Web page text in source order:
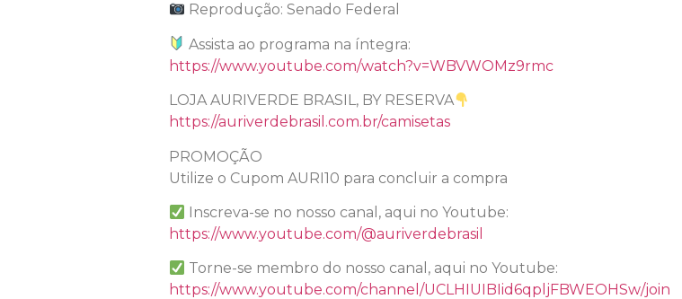
Reprodução: Senado Federal
Assista ao programa na íntegra:
https://www.youtube.com/watch?v=WBVWOMz9rmc
LOJA AURIVERDE BRASIL, BY RESERVA
https://auriverdebrasil.com.br/camisetas
PROMOÇÃO
Utilize o Cupom AURI10 para concluir a compra
Inscreva-se no nosso canal, aqui no Youtube:
https://www.youtube.com/@auriverdebrasil
Torne-se membro do nosso canal, aqui no Youtube:
https://www.youtube.com/channel/UCLHIUIBIid6qpljFBWEOHSw/join